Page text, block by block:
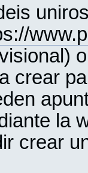
crear
la
crear